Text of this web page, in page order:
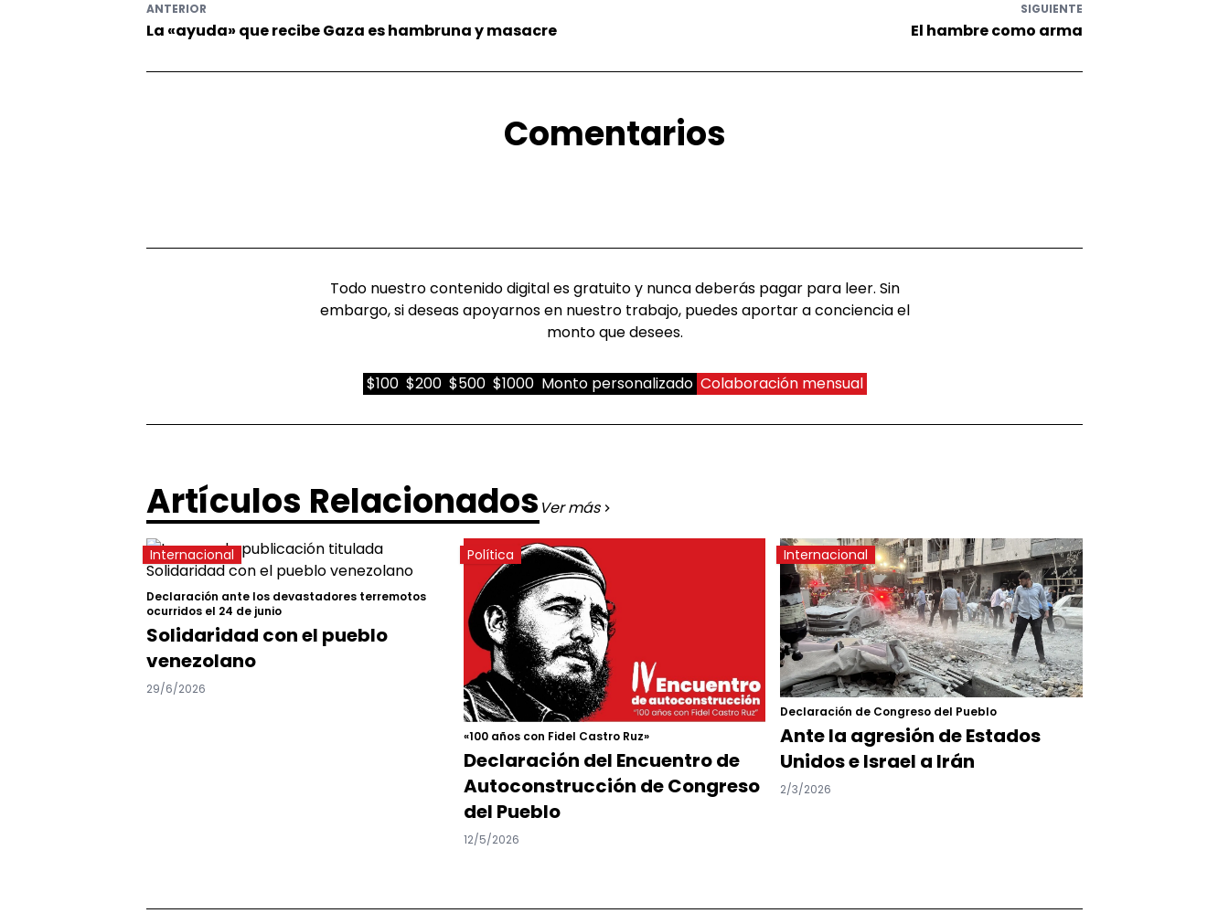
ANTERIOR
La «ayuda» que recibe Gaza es hambruna y masacre
SIGUIENTE
El hambre como arma
Comentarios
Todo nuestro contenido digital es gratuito y nunca deberás pagar para leer. Sin
embargo, si deseas apoyarnos en nuestro trabajo, puedes aportar a conciencia el
monto que desees.
$100 $200 $500 $1000 Monto personalizado Colaboración mensual
Artículos Relacionados Ver más
Internacional
Declaración ante los devastadores terremotos
ocurridos el 24 de junio
Solidaridad con el pueblo
venezolano
29/6/2026
Política
«100 años con Fidel Castro Ruz»
Declaración del Encuentro de
Autoconstrucción de Congreso
del Pueblo
12/5/2026
Internacional
Declaración de Congreso del Pueblo
Ante la agresión de Estados
Unidos e Israel a Irán
2/3/2026